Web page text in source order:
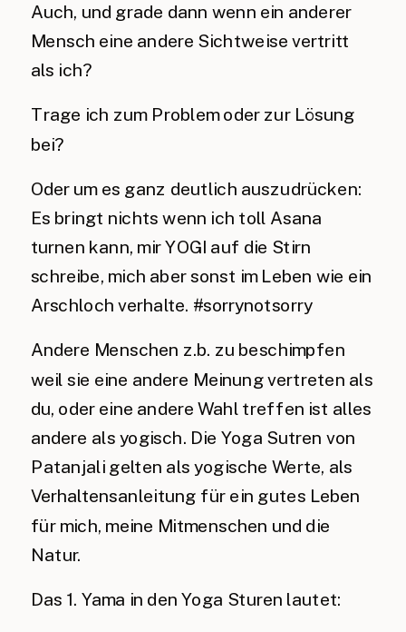
Auch, und grade dann wenn ein anderer
Mensch eine andere Sichtweise vertritt
als ich?
Trage ich zum Problem oder zur Lösung
bei?
Oder um es ganz deutlich auszudrücken:
Es bringt nichts wenn ich toll Asana
turnen kann, mir YOGI auf die Stirn
schreibe, mich aber sonst im Leben wie ein
Arschloch verhalte. #sorrynotsorry
Andere Menschen z.b. zu beschimpfen
weil sie eine andere Meinung vertreten als
du, oder eine andere Wahl treffen ist alles
andere als yogisch. Die Yoga Sutren von
Patanjali gelten als yogische Werte, als
Verhaltensanleitung für ein gutes Leben
für mich, meine Mitmenschen und die
Natur.
Das 1. Yama in den Yoga Sturen lautet: